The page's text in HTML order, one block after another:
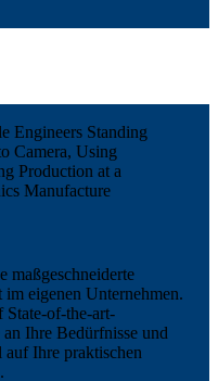
maßgeschneiderte
eigenen Unternehmen.
State-of-the-art-
Ihre Bedürfnisse und
auf Ihre praktischen